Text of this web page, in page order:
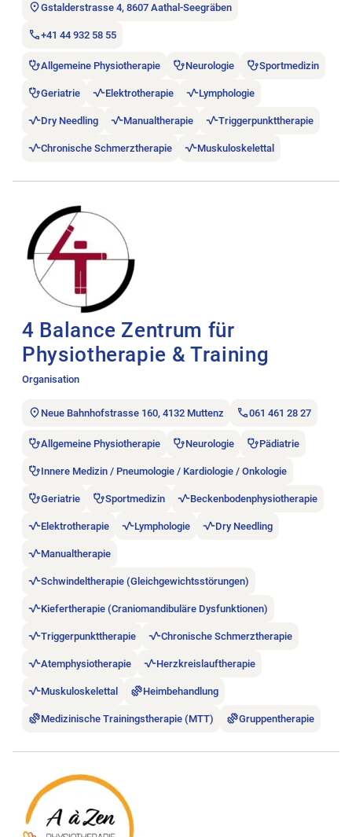
Gstalderstrasse 4, 8607 Aathal-Seegräben
+41 44 932 58 55
Allgemeine Physiotherapie Neurologie Sportmedizin
Geriatrie Elektrotherapie Lymphologie
Dry Needling Manualtherapie Triggerpunkttherapie
Chronische Schmerztherapie Muskuloskelettal
4 Balance Zentrum für
Physiotherapie & Training
Organisation
Neue Bahnhofstrasse 160, 4132 Muttenz 061 461 28 27
Allgemeine Physiotherapie Neurologie Pädiatrie
Innere Medizin / Pneumologie / Kardiologie / Onkologie
Geriatrie Sportmedizin Beckenbodenphysiotherapie
Elektrotherapie Lymphologie Dry Needling
Manualtherapie
Schwindeltherapie (Gleichgewichtsstörungen)
Kiefertherapie (Craniomandibuläre Dysfunktionen)
Triggerpunkttherapie Chronische Schmerztherapie
Atemphysiotherapie Herzkreislauftherapie
Muskuloskelettal Heimbehandlung
Medizinische Trainingstherapie (MTT) Gruppentherapie